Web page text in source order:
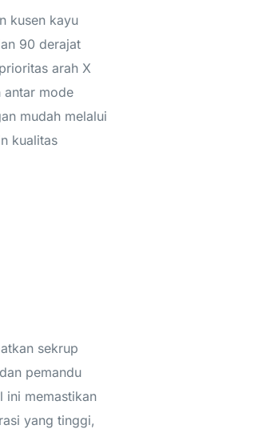
kusen kayu
90 derajat
arah X
antar mode
mudah melalui
kualitas
sekrup
pemandu
ini memastikan
yang tinggi,